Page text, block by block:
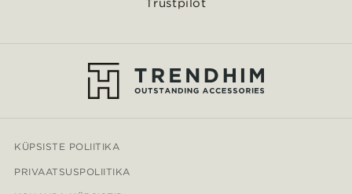
Trustpilot
KÜPSISTE POLIITIKA
PRIVAATSUSPOLIITIKA